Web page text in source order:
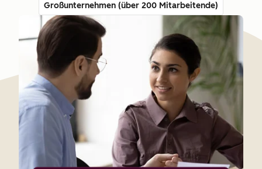
Großunternehmen (über 200 Mitarbeitende)